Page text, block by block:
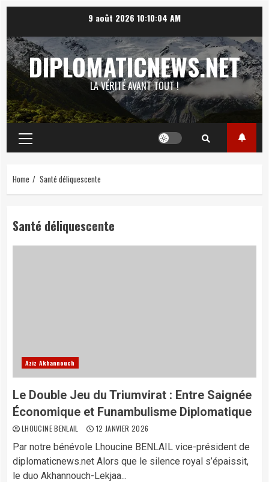
content
9 août 202610:10:05 AM
DIPLOMATICNEWS.NET
LA VÉRITÉ AVANT TOUT !
Primary
Menu
Home Santé déliquescente
Santé déliquescente
Aziz Akhannouch
Le Double Jeu du Triumvirat : Entre Saignée
Économique et Funambulisme Diplomatique
LHOUCINE BENLAIL 12 JANVIER 2026
Par notre bénévole Lhoucine BENLAIL vice-président de
diplomaticnews.net ​Alors que le silence royal s’épaissit,
le duo Akhannouch-Lekjaa...